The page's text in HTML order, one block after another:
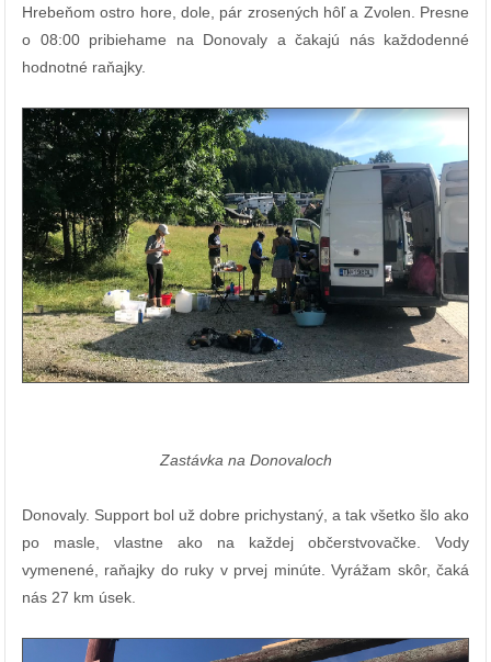
Hrebeňom ostro hore, dole, pár zrosených hôľ a Zvolen. Presne
o 08:00 pribiehame na Donovaly a čakajú nás každodenné
hodnotné raňajky.
Zastávka na Donovaloch
Donovaly. Support bol už dobre prichystaný, a tak všetko šlo ako
po masle, vlastne ako na každej občerstvovačke. Vody
vymenené, raňajky do ruky v prvej minúte. Vyrážam skôr, čaká
nás 27 km úsek.